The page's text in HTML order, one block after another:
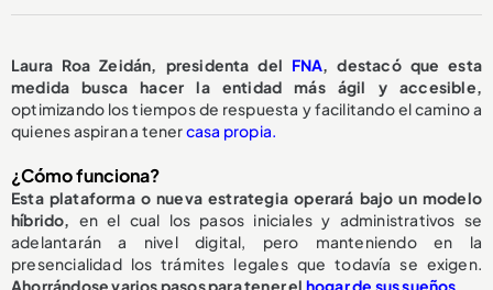
Laura Roa Zeidán, presidenta del FNA, destacó que esta
medida busca hacer la entidad más ágil y accesible,
optimizando los tiempos de respuesta y facilitando el camino a
quienes aspiran a tenercasa propia.
¿Cómo funciona?
Esta plataforma o nueva estrategia operará bajo un modelo
híbrido, en el cual los pasos iniciales y administrativos se
adelantarán a nivel digital, pero manteniendo en la
presencialidad los trámites legales que todavía se exigen.
Ahorrándose varios pasos para tener el hogar de sus sueños.